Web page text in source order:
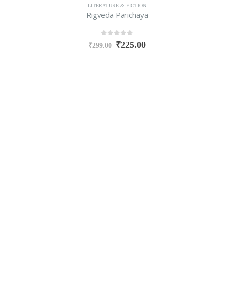
LITERATURE & FICTION
Rigveda Parichaya
out of 5
₹299.00 ₹225.00